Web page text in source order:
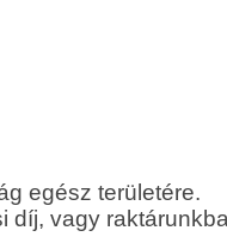
egész területére.
díj, vagy